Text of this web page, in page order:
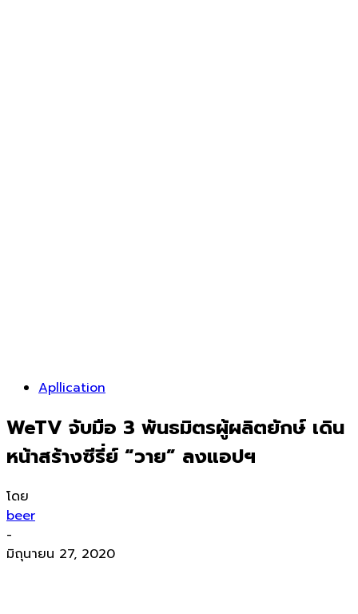
Apllication
WeTV จับมือ 3 พันธมิตรผู้ผลิตยักษ์ เดิน
หน้าสร้างซีรี่ย์ “วาย” ลงแอปฯ
โดย
beer
-
มิถุนายน 27, 2020